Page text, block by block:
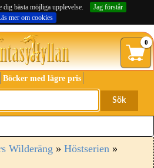
bästa möjliga upplevelse.
Jag förstår
mer om cookies
0
Böcker med lägre pris
Sök
Wilderäng » Höstserien »